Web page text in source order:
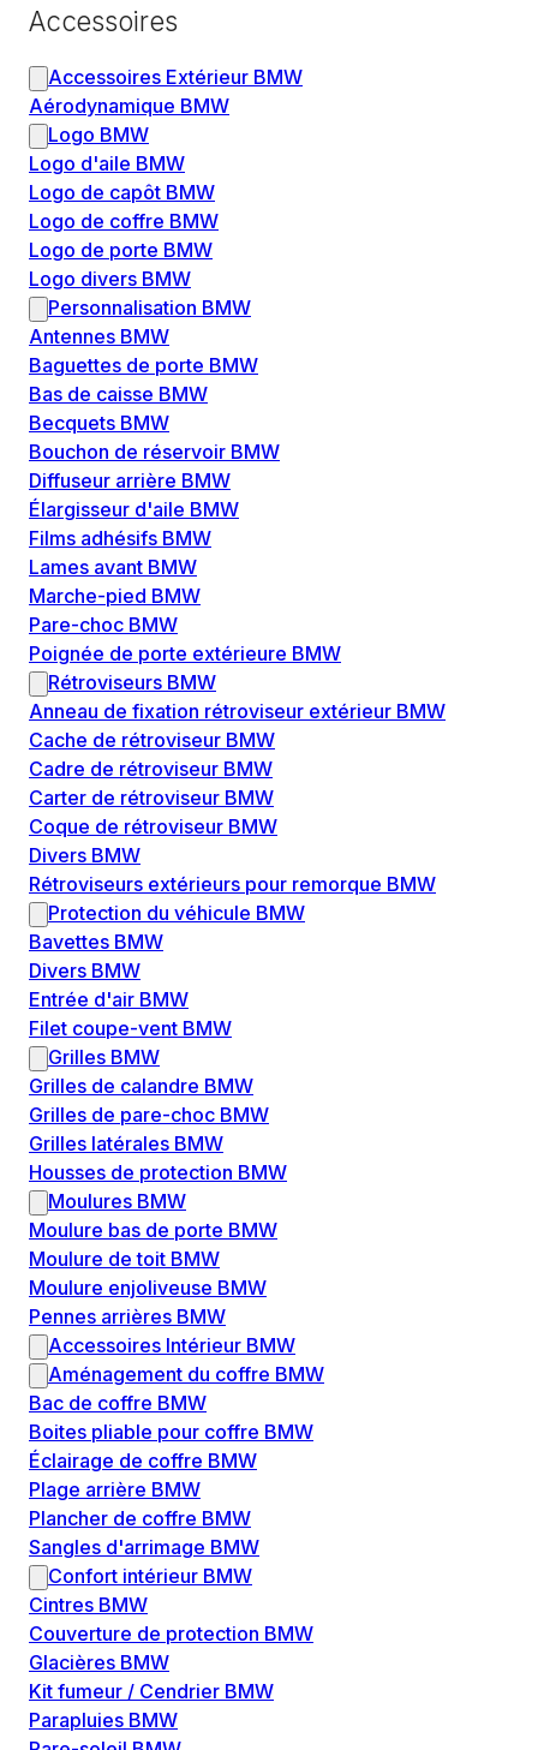
Accessoires
Accessoires Extérieur BMW
Aérodynamique BMW
Logo BMW
Logo d'aile BMW
Logo de capôt BMW
Logo de coffre BMW
Logo de porte BMW
Logo divers BMW
Personnalisation BMW
Antennes BMW
Baguettes de porte BMW
Bas de caisse BMW
Becquets BMW
Bouchon de réservoir BMW
Diffuseur arrière BMW
Élargisseur d'aile BMW
Films adhésifs BMW
Lames avant BMW
Marche-pied BMW
Pare-choc BMW
Poignée de porte extérieure BMW
Rétroviseurs BMW
Anneau de fixation rétroviseur extérieur BMW
Cache de rétroviseur BMW
Cadre de rétroviseur BMW
Carter de rétroviseur BMW
Coque de rétroviseur BMW
Divers BMW
Rétroviseurs extérieurs pour remorque BMW
Protection du véhicule BMW
Bavettes BMW
Divers BMW
Entrée d'air BMW
Filet coupe-vent BMW
Grilles BMW
Grilles de calandre BMW
Grilles de pare-choc BMW
Grilles latérales BMW
Housses de protection BMW
Moulures BMW
Moulure bas de porte BMW
Moulure de toit BMW
Moulure enjoliveuse BMW
Pennes arrières BMW
Accessoires Intérieur BMW
Aménagement du coffre BMW
Bac de coffre BMW
Boites pliable pour coffre BMW
Éclairage de coffre BMW
Plage arrière BMW
Plancher de coffre BMW
Sangles d'arrimage BMW
Confort intérieur BMW
Cintres BMW
Couverture de protection BMW
Glacières BMW
Kit fumeur / Cendrier BMW
Parapluies BMW